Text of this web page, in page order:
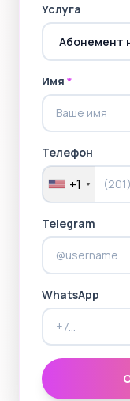
Услуга
Имя *
Телефон
+1
Telegram
WhatsApp